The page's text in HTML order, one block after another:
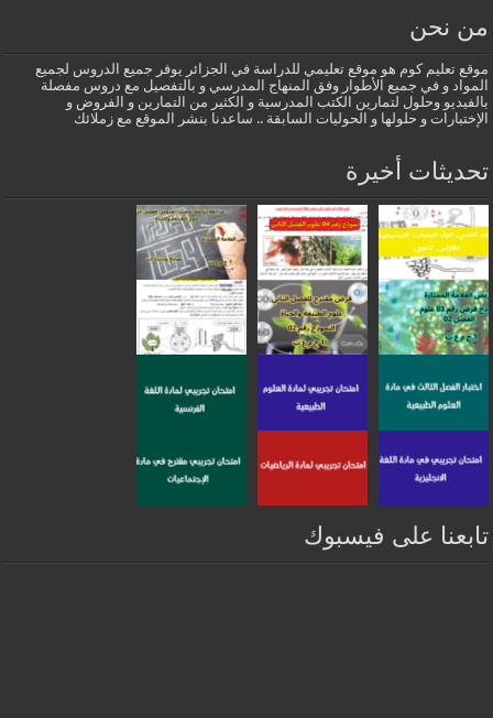
من نحن
موقع تعليم كوم هو موقع تعليمي للدراسة في الجزائر يوفر جميع الدروس لجميع
المواد و في جميع الأطوار وفق المنهاج المدرسي و بالتفصيل مع دروس مفصلة
بالفيديو وحلول لتمارين الكتب المدرسية و الكثير من التمارين و الفروض و
الإختبارات و حلولها و الحوليات السابقة .. ساعدنا بنشر الموقع مع زملائك
تحديثات أخيرة
تابعنا على فيسبوك